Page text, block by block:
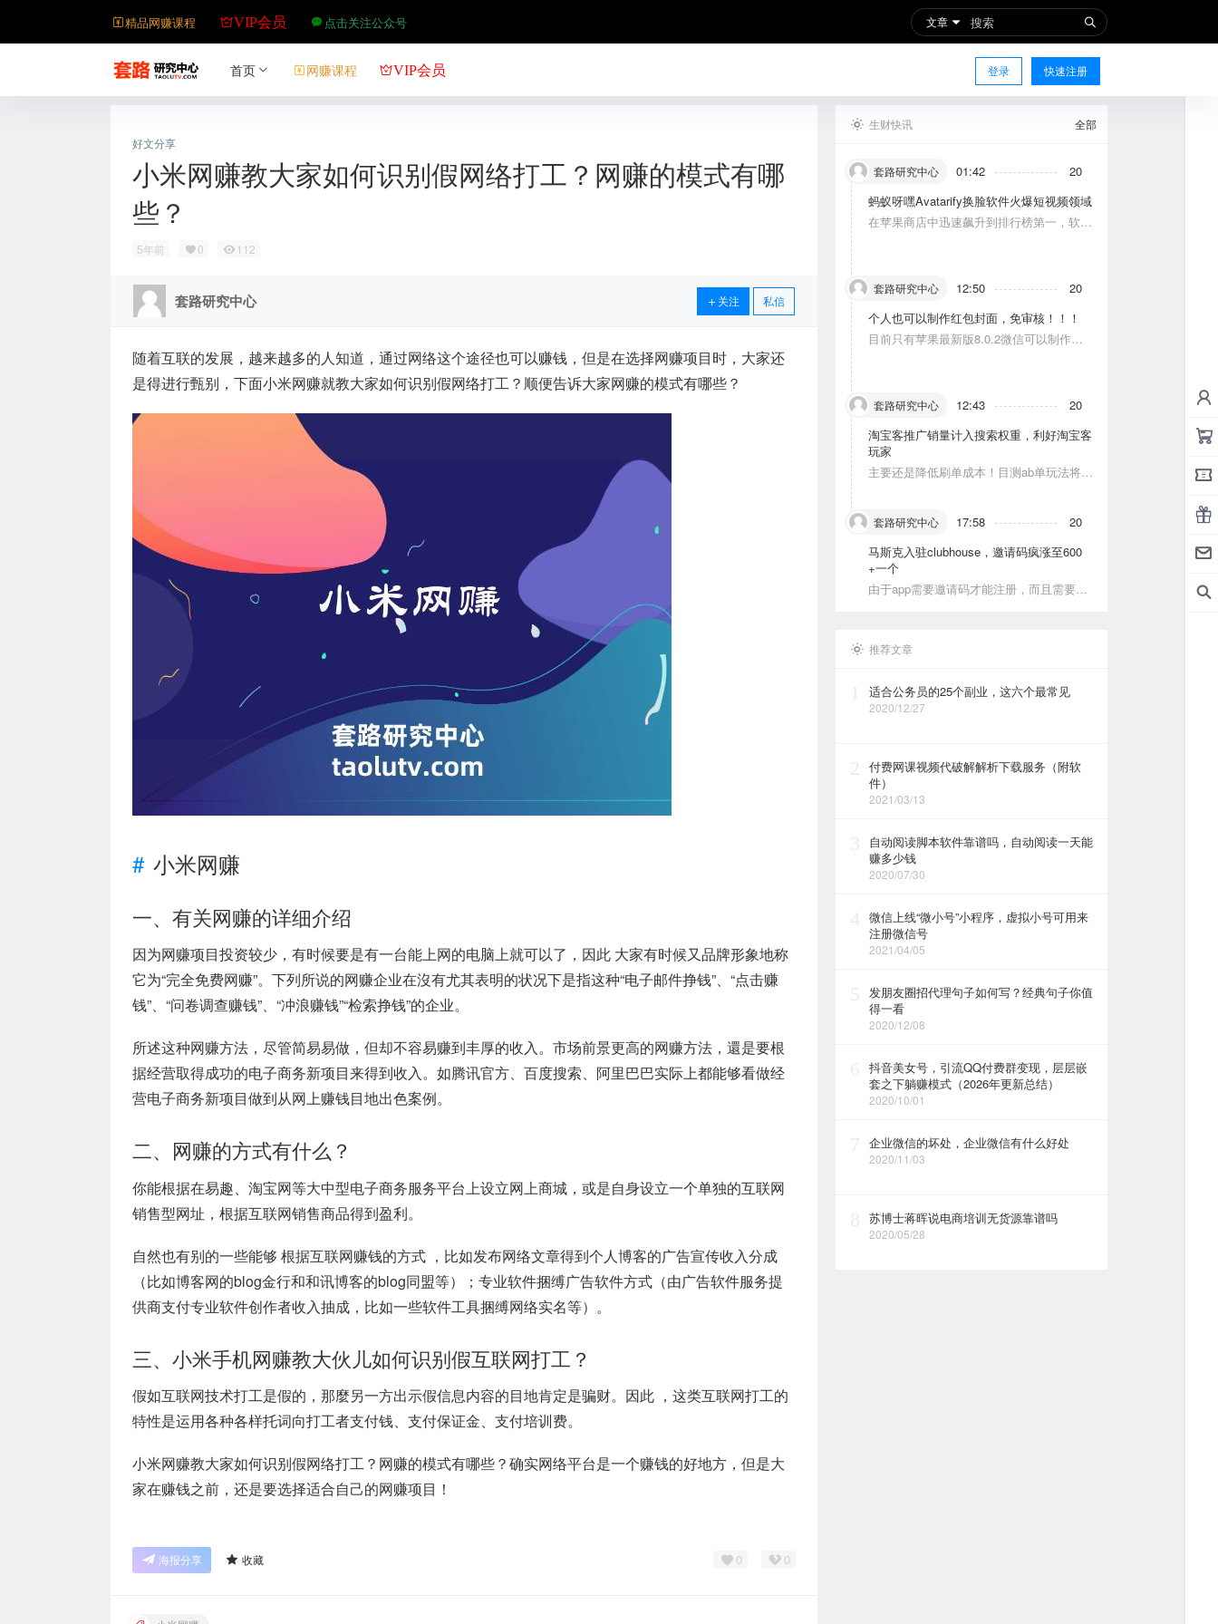
精品网赚课程 VIP会员 点击关注公众号 文章
登录 快速注册
首页 网赚课程 VIP会员
好文分享
小米网赚教大家如何识别假网络打工？网赚的模式有哪
些？
5年前 0 112
套路研究中心 关注 私信
随着互联的发展，越来越多的人知道，通过网络这个途径也可以赚钱，但是在选择网赚项目时，大家还
是得进行甄别，下面小米网赚就教大家如何识别假网络打工？顺便告诉大家网赚的模式有哪些？
小米网赚
一、有关网赚的详细介绍
因为网赚项目投资较少，有时候要是有一台能上网的电脑上就可以了，因此 大家有时候又品牌形象地称
它为“完全免费网赚”。下列所说的网赚企业在沒有尤其表明的状况下是指这种“电子邮件挣钱”、“点击赚
钱”、“问卷调查赚钱”、“冲浪赚钱”“检索挣钱”的企业。
所述这种网赚方法，尽管简易易做，但却不容易赚到丰厚的收入。市场前景更高的网赚方法，還是要根
据经营取得成功的电子商务新项目来得到收入。如腾讯官方、百度搜索、阿里巴巴实际上都能够看做经
营电子商务新项目做到从网上赚钱目地出色案例。
二、网赚的方式有什么？
你能根据在易趣、淘宝网等大中型电子商务服务平台上设立网上商城，或是自身设立一个单独的互联网
销售型网址，根据互联网销售商品得到盈利。
自然也有别的一些能够 根据互联网赚钱的方式 ，比如发布网络文章得到个人博客的广告宣传收入分成
（比如博客网的blog金行和和讯博客的blog同盟等）；专业软件捆缚广告软件方式（由广告软件服务提
供商支付专业软件创作者收入抽成，比如一些软件工具捆缚网络实名等）。
三、小米手机网赚教大伙儿如何识别假互联网打工？
假如互联网技术打工是假的，那麼另一方出示假信息内容的目地肯定是骗财。因此 ，这类互联网打工的
特性是运用各种各样托词向打工者支付钱、支付保证金、支付培训费。
小米网赚教大家如何识别假网络打工？网赚的模式有哪些？确实网络平台是一个赚钱的好地方，但是大
家在赚钱之前，还是要选择适合自己的网赚项目！
海报分享 收藏 0 0
生财快讯 全部
套路研究中心 01:42
20
蚂蚁呀嘿Avatarify换脸软件火爆短视频领域
在苹果商店中迅速飙升到排行榜第一，软件
套路研究中心 12:50
20
个人也可以制作红包封面，免审核！！！
目前只有苹果最新版8.0.2微信可以制作，
套路研究中心 12:43
20
淘宝客推广销量计入搜索权重，利好淘宝客
玩家
主要还是降低刷单成本！目测ab单玩法将会
套路研究中心 17:58
20
马斯克入驻clubhouse，邀请码疯涨至600
+一个
由于app需要邀请码才能注册，而且需要美
推荐文章
适合公务员的25个副业，这六个最常见
2020/12/27
付费网课视频代破解解析下载服务（附软
件）
2021/03/13
自动阅读脚本软件靠谱吗，自动阅读一天能
赚多少钱
2020/07/30
微信上线“微小号”小程序，虚拟小号可用来
注册微信号
2021/04/05
发朋友圈招代理句子如何写？经典句子你值
得一看
2020/12/08
抖音美女号，引流QQ付费群变现，层层嵌
套之下躺赚模式（2026年更新总结）
2020/10/01
企业微信的坏处，企业微信有什么好处
2020/11/03
苏博士蒋晖说电商培训无货源靠谱吗
2020/05/28